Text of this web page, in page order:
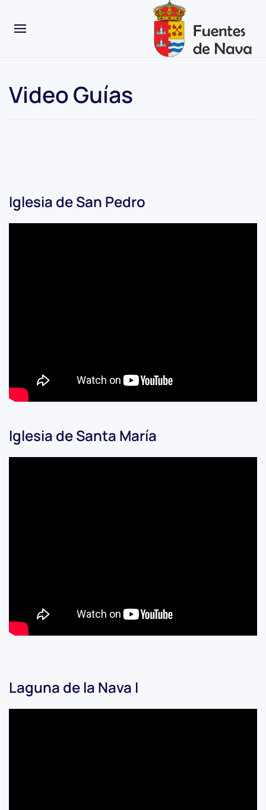
Video Guías
Iglesia de San Pedro
Iglesia de Santa María
Laguna de la Nava I